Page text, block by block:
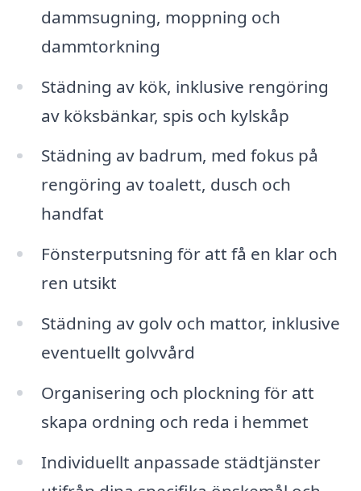
dammsugning, moppning och
dammtorkning
Städning av kök, inklusive rengöring
av köksbänkar, spis och kylskåp
Städning av badrum, med fokus på
rengöring av toalett, dusch och
handfat
Fönsterputsning för att få en klar och
ren utsikt
Städning av golv och mattor, inklusive
eventuellt golvvård
Organisering och plockning för att
skapa ordning och reda i hemmet
Individuellt anpassade städtjänster